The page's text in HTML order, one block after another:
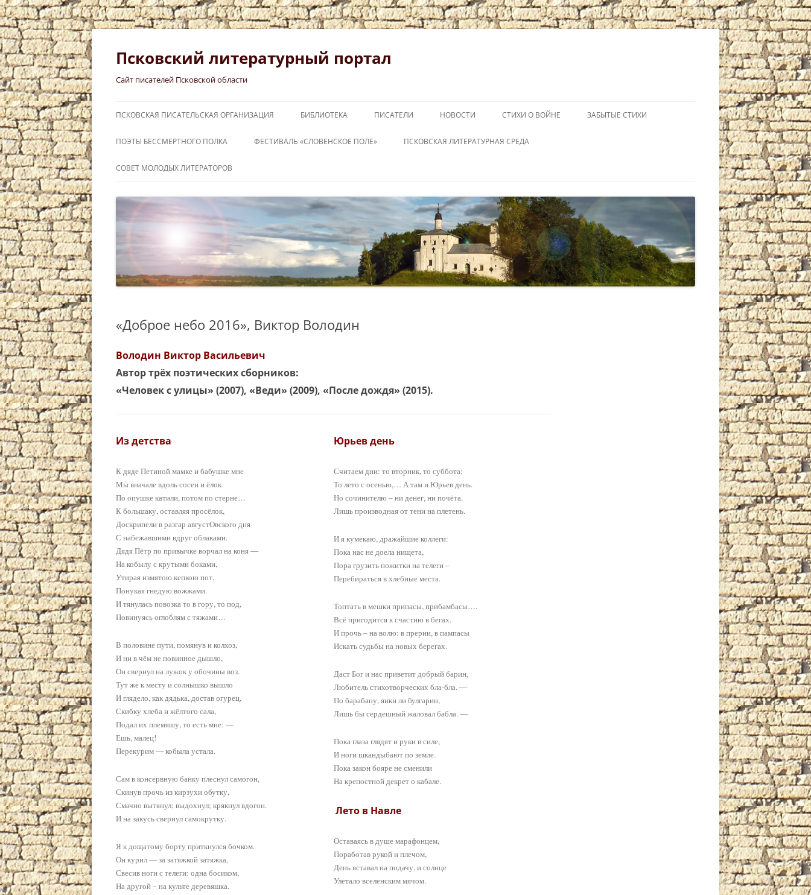
Перейти
Псковский литературный портал
Сайт писателей Псковской области
ПСКОВСКАЯ ПИСАТЕЛЬСКАЯ ОРГАНИЗАЦИЯ БИБЛИОТЕКА ПИСАТЕЛИ НОВОСТИ СТИХИ О ВОЙНЕ ЗАБЫТЫЕ СТИХИ
ПОЭТЫ БЕССМЕРТНОГО ПОЛКА ФЕСТИВАЛЬ «СЛОВЕНСКОЕ ПОЛЕ» ПСКОВСКАЯ ЛИТЕРАТУРНАЯ СРЕДА
СОВЕТ МОЛОДЫХ ЛИТЕРАТОРОВ
«Доброе небо 2016», Виктор Володин
Володин Виктор Васильевич
Автор трёх поэтических сборников:
«Человек с улицы» (2007), «Веди» (2009), «После дождя» (2015).
Из детства
К дяде Петиной мамке и бабушке мне
Мы вначале вдоль сосен и ёлок
По опушке катили, потом по стерне…
К большаку, оставляя просёлок,
Доскрипели в разгар августОвского дня
С набежавшими вдруг облаками.
Дядя Пётр по привычке ворчал на коня —
На кобылу с крутыми боками,
Утирая измятою кепкою пот,
Понукая гнедую вожжами.
И тянулась повозка то в гору, то под,
Повинуясь оглоблям с тяжами…
В половине пути, помянув и колхоз,
И ни в чём не повинное дышло,
Он свернул на лужок у обочины воз.
Тут же к месту и солнышко вышло
И глядело, как дядька, достав огурец,
Скибку хлеба и жёлтого сала,
Подал их племяшу, то есть мне: —
Ешь, малец!
Перекурим — кобыла устала.
Сам в консервную банку плеснул самогон,
Скинув прочь из кирзухи обутку,
Смачно вытянул; выдохнул; крякнул вдогон.
И на закусь свернул самокрутку.
Я к дощатому борту приткнулся бочком.
Он курил — за затяжкой затяжка,
Свесив ноги с телеги: одна босиком,
На другой – на культе деревяшка.
Юрьев день
Считаем дни: то вторник, то суббота;
То лето с осенью,… А там и Юрьев день.
Но сочинителю – ни денег, ни почёта.
Лишь производная от тени на плетень.
И я кумекаю, дражайшие коллеги:
Пока нас не доела нищета,
Пора грузить пожитки на телеги –
Перебираться в хлебные места.
Топтать в мешки припасы, прибамбасы….
Всё пригодится к счастию в бегах.
И прочь – на волю: в прерии, в пампасы
Искать судьбы на новых берегах.
Даст Бог и нас приветит добрый барин,
Любитель стихотворческих бла-бла. —
По барабану, янки ли булгарин,
Лишь бы сердешный жаловал бабла. —
Пока глаза глядят и руки в силе,
И ноги шкандыбают по земле.
Пока закон бояре не сменили
На крепостной декрет о кабале.
Лето в Навле
Оставаясь в душе марафонцем,
Поработав рукой и плечом,
День вставал на подачу, и солнце
Улетало вселенским мячом.